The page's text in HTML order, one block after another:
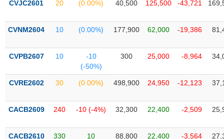
Tâm
thị
trường
CVJC2601 20 (0.00%) 40,500 125,500 -43,721
CVNM2604 10 (0.00%) 177,900 62,000 -19,386
CVPB2607 10
-10
(-50%)
300 25,000 -8,964
CVRE2602 30 (0.00%) 498,900 24,950 -12,123
CACB2609 240 -10 (-4%) 32,300 22,400 -2,509
CACB2610 330
10
88,800 22,400 -3,564
DÙNG
THIẾT
YẾU
TIÊU